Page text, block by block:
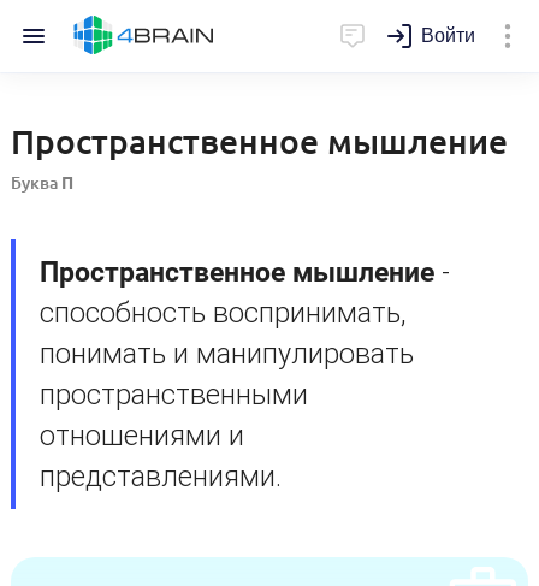
Войти
Пространственное мышление
Буква П
Пространственное мышление-
способность воспринимать,
понимать и манипулировать
пространственными
отношениями и
представлениями.